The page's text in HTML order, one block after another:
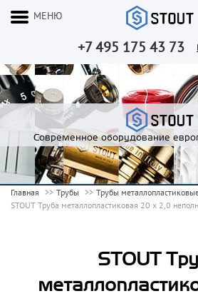
+7 495 175 43 73
МЕНЮ
Современное оборудование
Главная Трубы
Трубы
STOUT Труба металлопластиковая 20 х 2,0
STOUT